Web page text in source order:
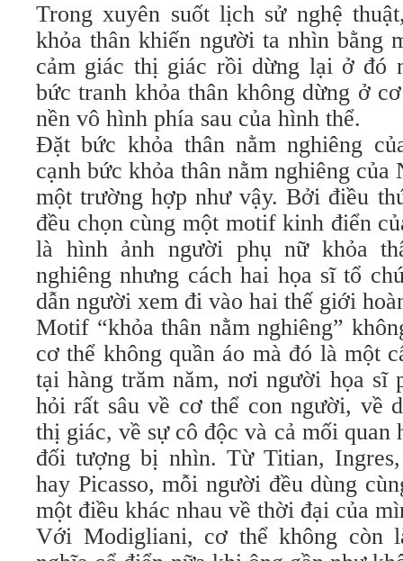
Trong xuyên suốt lịch sử nghệ
khỏa thân khiến người ta nhìn bằng
cảm giác thị giác rồi dừng lại ở đó
bức tranh khỏa thân không dừng ở
nền vô hình phía sau của hình thể.
Đặt bức khỏa thân nằm nghiêng
cạnh bức khỏa thân nằm nghiêng
một trường hợp như vậy. Bởi điều
đều chọn cùng một motif kinh điển
là hình ảnh người phụ nữ khỏa
nghiêng nhưng cách hai họa sĩ tổ
dẫn người xem đi vào hai thế giới
Motif “khỏa thân nằm nghiêng”
cơ thể không quần áo mà đó là một
tại hàng trăm năm, nơi người họa sĩ
hỏi rất sâu về cơ thể con người, về
thị giác, về sự cô độc và cả mối
đối tượng bị nhìn. Từ Titian,
hay Picasso, mỗi người đều dùng
một điều khác nhau về thời đại của
Với Modigliani, cơ thể không còn